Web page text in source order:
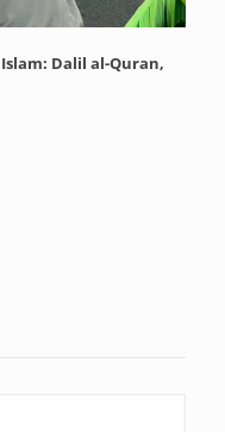
Dalil al-Quran,